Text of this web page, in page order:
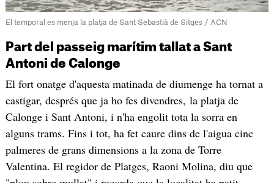
El temporal es menja la platja de Sant Sebastià de Sitges / ACN
Part del passeig marítim tallat a Sant
Antoni de Calonge
El fort onatge d'aquesta matinada de diumenge ha tornat a
castigar, després que ja ho fes divendres, la platja de
Calonge i Sant Antoni, i n'ha engolit tota la sorra en
alguns trams. Fins i tot, ha fet caure dins de l'aigua cinc
palmeres de grans dimensions a la zona de Torre
Valentina. El regidor de Platges, Raoni Molina, diu que